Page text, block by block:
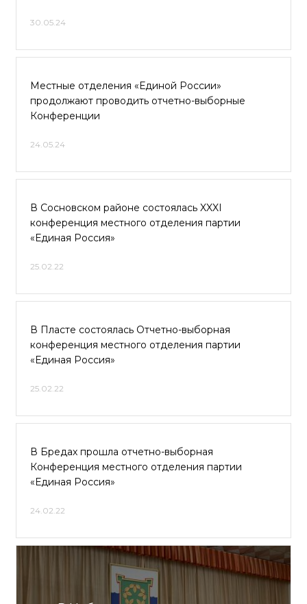
30.05.24
Местные отделения «Единой России»
продолжают проводить отчетно-выборные
Конференции
24.05.24
В Сосновском районе состоялась XXXI
конференция местного отделения партии
«Единая Россия»
25.02.22
В Пласте состоялась Отчетно-выборная
конференция местного отделения партии
«Единая Россия»
25.02.22
В Бредах прошла отчетно-выборная
Конференция местного отделения партии
«Единая Россия»
24.02.22